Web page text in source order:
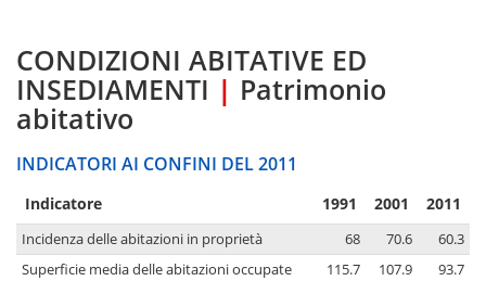
CONDIZIONI ABITATIVE ED
INSEDIAMENTI | Patrimonio
abitativo
INDICATORI AI CONFINI DEL 2011
Indicatore 1991 2001 2011
Incidenza delle abitazioni in proprietà 68 70.6
60.3
Superficie media delle abitazioni occupate
115.7 107.9
93.7